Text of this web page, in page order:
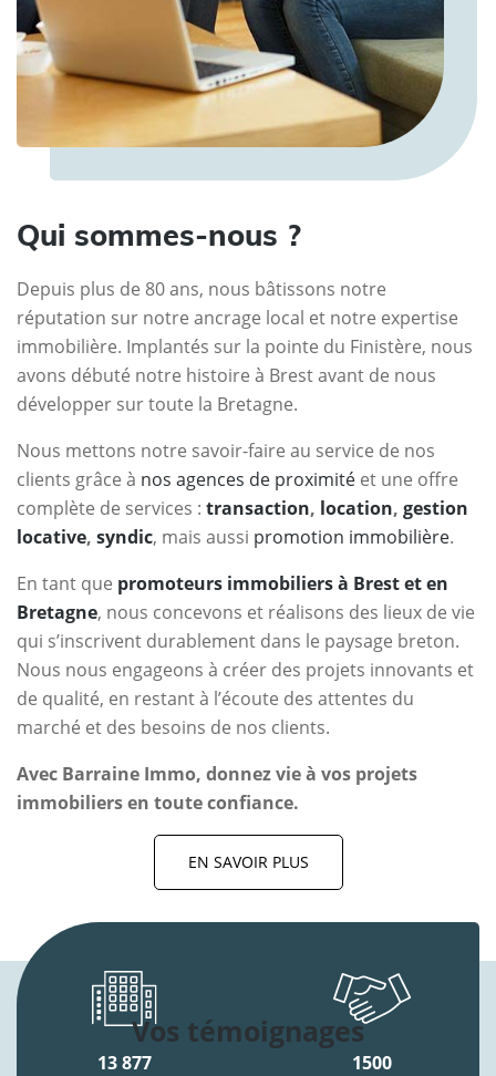
Qui sommes-nous ?
Depuis plus de 80 ans, nous bâtissons notre
réputation sur notre ancrage local et notre expertise
immobilière. Implantés sur la pointe du Finistère, nous
avons débuté notre histoire à Brest avant de nous
développer sur toute la Bretagne.
Nous mettons notre savoir-faire au service de nos
clients grâce à nos agences de proximité et une offre
complète de services : transaction, location, gestion
locative, syndic, mais aussi promotion immobilière.
En tant que promoteurs immobiliers à Brest et en
Bretagne, nous concevons et réalisons des lieux de vie
qui s’inscrivent durablement dans le paysage breton.
Nous nous engageons à créer des projets innovants et
de qualité, en restant à l’écoute des attentes du
marché et des besoins de nos clients.
Avec Barraine Immo, donnez vie à vos projets
immobiliers en toute confiance.
EN SAVOIR PLUS
Vos témoignages
13 877
1500